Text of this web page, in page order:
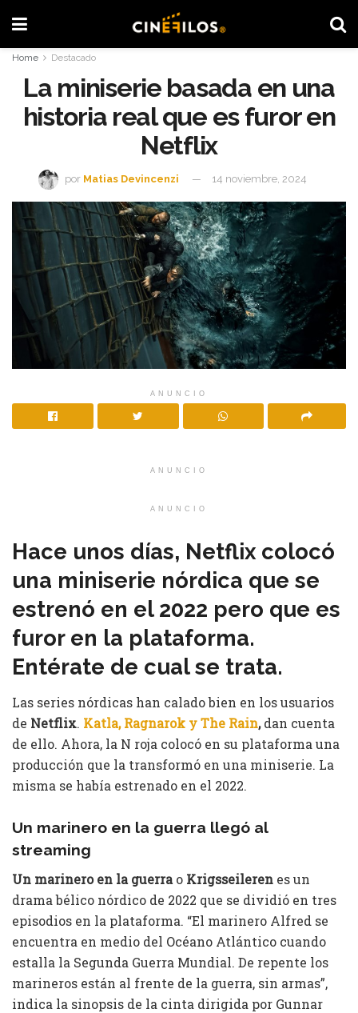
Home Destacado
La miniserie basada en una
historia real que es furor en
Netflix
por Matias Devincenzi 14 noviembre, 2024
ANUNCIO
ANUNCIO
ANUNCIO
Hace unos días, Netflix colocó
una miniserie nórdica que se
estrenó en el 2022 pero que es
furor en la plataforma.
Entérate de cual se trata.
Las series nórdicas han calado bien en los usuarios
de Netflix. Katla, Ragnarok y The Rain,dan cuenta
de ello. Ahora, la N roja colocó en su plataforma una
producción que la transformó en una miniserie. La
misma se había estrenado en el 2022.
Un marinero en la guerra llegó al
streaming
Un marinero en la guerrao Krigsseileren es un
drama bélico nórdico de 2022 que se dividió en tres
episodios en la plataforma. “El marinero Alfred se
encuentra en medio del Océano Atlántico cuando
estalla la Segunda Guerra Mundial. De repente los
marineros están al frente de la guerra, sin armas”,
indica la sinopsis de la cinta dirigida por Gunnar